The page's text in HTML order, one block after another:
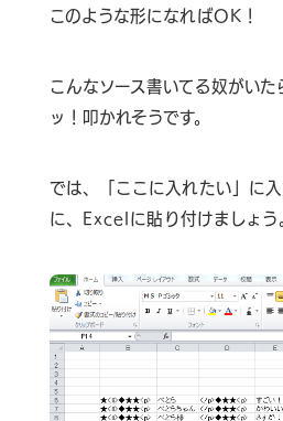
このような形になればOK！
こんなソース書いてる奴がいた
ッ！叩かれそうです。
では、「ここに入れたい」に
に、Excelに貼り付けましょう